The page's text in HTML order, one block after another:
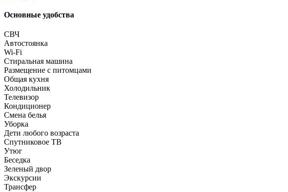
Основные удобства
СВЧ
Автостоянка
Wi-Fi
Стиральная машина
Размещение с питомцами
Общая кухня
Холодильник
Телевизор
Кондиционер
Смена белья
Уборка
Дети любого возраста
Спутниковое ТВ
Утюг
Беседка
Зеленый двор
Экскурсии
Трансфер